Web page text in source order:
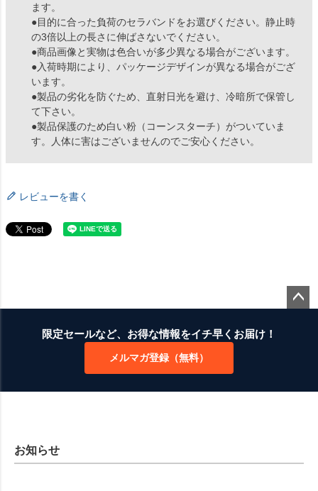
ます。
●目的に合った負荷のセラバンドをお選びください。静止時
の3倍以上の長さに伸ばさないでください。
●商品画像と実物は色合いが多少異なる場合がございます。
●入荷時期により、パッケージデザインが異なる場合がござ
います。
●製品の劣化を防ぐため、直射日光を避け、冷暗所で保管し
て下さい。
●製品保護のため白い粉（コーンスターチ）がついていま
す。人体に害はございませんのでご安心ください。
レビューを書く
限定セールなど、お得な情報をイチ早くお届け！
メルマガ登録（無料）
お知らせ